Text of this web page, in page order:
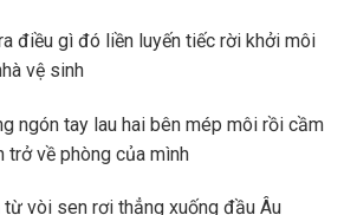
điều gì đó liền luyến tiếc rời khởi môi
vệ sinh
ngón tay lau hai bên mép môi rồi cầm
trở về phòng của mình
từ vòi sen rơi thẳng xuống đầu Âu